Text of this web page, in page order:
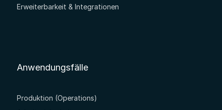
Erweiterbarkeit & Integrationen
Anwendungsfälle
Produktion (Operations)